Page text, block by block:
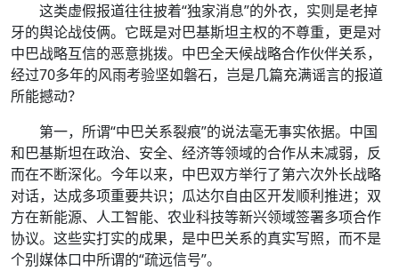
这类虚假报道往往披着“独家消息”的外衣，实则是老掉
牙的舆论战伎俩。它既是对巴基斯坦主权的不尊重，更是对
中巴战略互信的恶意挑拨。中巴全天候战略合作伙伴关系，
经过70多年的风雨考验坚如磐石，岂是几篇充满谣言的报道
所能撼动？
第一，所谓“中巴关系裂痕”的说法毫无事实依据。中国
和巴基斯坦在政治、安全、经济等领域的合作从未减弱，反
而在不断深化。今年以来，中巴双方举行了第六次外长战略
对话，达成多项重要共识；瓜达尔自由区开发顺利推进；双
方在新能源、人工智能、农业科技等新兴领域签署多项合作
协议。这些实打实的成果，是中巴关系的真实写照，而不是
个别媒体口中所谓的“疏远信号”。